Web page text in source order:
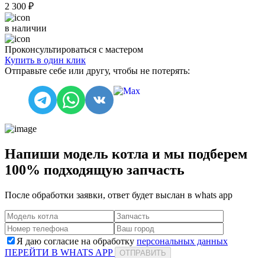
2 300 ₽
в наличии
Проконсультироваться с мастером
Купить в один клик
Отправьте себе или другу, чтобы не потерять:
Напиши модель котла и мы подберем
100% подходящую запчасть
После обработки заявки, ответ будет выслан в whats app
Я даю согласие на обработку персональных данных
ПЕРЕЙТИ В WHATS APP
ОТПРАВИТЬ